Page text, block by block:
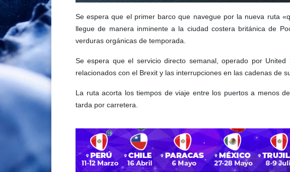
Se espera que el primer barco que navegue por la nueva ruta
llegue de manera inminente a la ciudad costera británica de
verduras orgánicas de temporada.
Se espera que el servicio directo semanal, operado por
relacionados con el Brexit y las interrupciones en las cadenas de
La ruta acorta los tiempos de viaje entre los puertos a menos
tarda por carretera.